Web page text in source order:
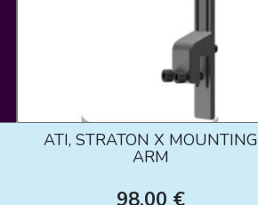
ATI, STRATON X MOUNTING
ARM